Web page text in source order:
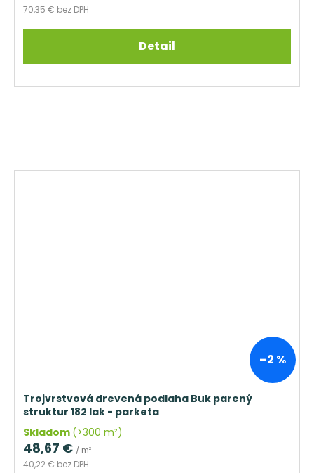
70,35 € bez DPH
Detail
–2 %
Trojvrstvová drevená podlaha Buk parený
struktur 182 lak - parketa
Skladom (>300 m²)
40,22 € bez DPH
48,67 € / m²